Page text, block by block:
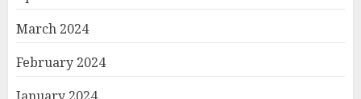
March 2024
February 2024